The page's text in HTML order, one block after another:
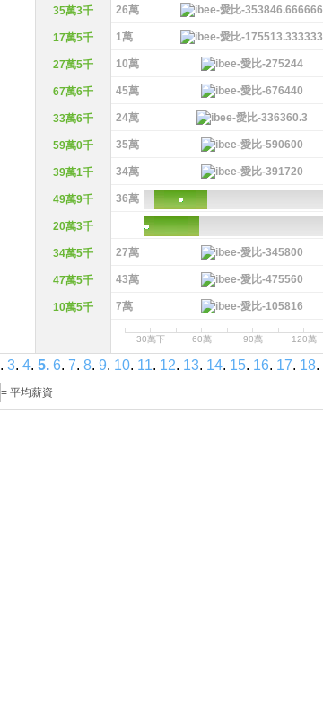
35萬3千 26萬
17萬5千 1萬
27萬5千 10萬
67萬6千 45萬
33萬6千 24萬
59萬0千 35萬
39萬1千 34萬
49萬9千 36萬
20萬3千
34萬5千 27萬
47萬5千 43萬
10萬5千 7萬
30萬下 60萬 90萬 120萬
. 3. 4. 5. 6. 7. 8. 9. 10. 11. 12. 13. 14. 15. 16. 17. 18.
= 平均薪資